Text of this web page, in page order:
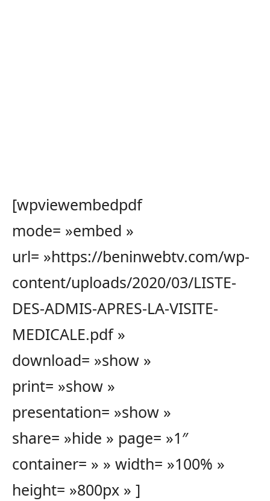
[wpviewembedpdf
mode= »embed »
url= »https://beninwebtv.com/wp-
content/uploads/2020/03/LISTE-
DES-ADMIS-APRES-LA-VISITE-
MEDICALE.pdf »
download= »show »
print= »show »
presentation= »show »
share= »hide » page= »1″
container= » » width= »100% »
height= »800px » ]